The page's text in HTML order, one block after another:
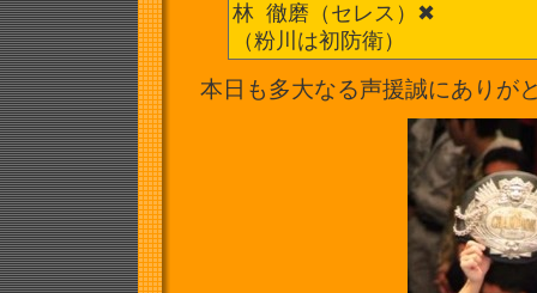
林 徹磨（セレス）✖︎
（粉川は初防衛）
本日も多大なる声援誠にありが